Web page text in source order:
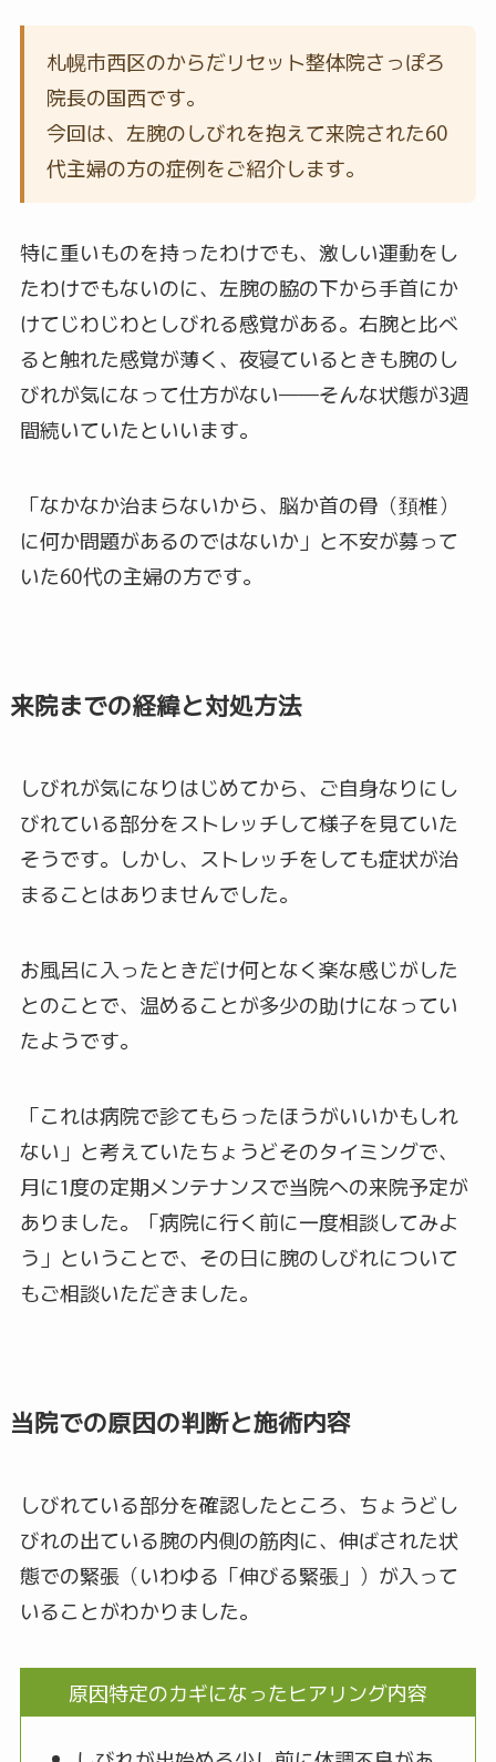
札幌市西区のからだリセット整体院さっぽろ
院長の国西です。
今回は、左腕のしびれを抱えて来院された60
代主婦の方の症例をご紹介します。
特に重いものを持ったわけでも、激しい運動をし
たわけでもないのに、左腕の脇の下から手首にか
けてじわじわとしびれる感覚がある。右腕と比べ
ると触れた感覚が薄く、夜寝ているときも腕のし
びれが気になって仕方がない――そんな状態が3週
間続いていたといいます。
「なかなか治まらないから、脳か首の骨（頚椎）
に何か問題があるのではないか」と不安が募って
いた60代の主婦の方です。
来院までの経緯と対処方法
しびれが気になりはじめてから、ご自身なりにし
びれている部分をストレッチして様子を見ていた
そうです。しかし、ストレッチをしても症状が治
まることはありませんでした。
お風呂に入ったときだけ何となく楽な感じがした
とのことで、温めることが多少の助けになってい
たようです。
「これは病院で診てもらったほうがいいかもしれ
ない」と考えていたちょうどそのタイミングで、
月に1度の定期メンテナンスで当院への来院予定が
ありました。「病院に行く前に一度相談してみよ
う」ということで、その日に腕のしびれについて
もご相談いただきました。
当院での原因の判断と施術内容
しびれている部分を確認したところ、ちょうどし
びれの出ている腕の内側の筋肉に、伸ばされた状
態での緊張（いわゆる「伸びる緊張」）が入って
いることがわかりました。
原因特定のカギになったヒアリング内容